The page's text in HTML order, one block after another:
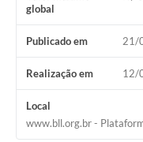
Links
Serviços Online
Telefones Úteis
A Prefeitura
global
Publicado em 21/
Realização em 12/
Local
www.bll.org.br -